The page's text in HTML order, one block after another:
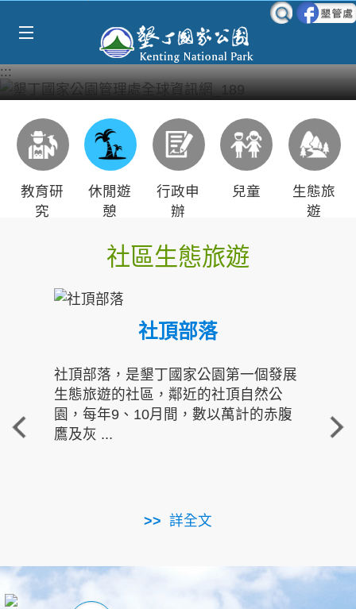
:::
教育研
究
休閒遊
憩
行政申
辦
兒童
生態旅
遊
社區生態旅遊
社頂部落
社頂部落，是墾丁國家公園第一個發展
生態旅遊的社區，鄰近的社頂自然公
園，每年9、10月間，數以萬計的赤腹
鷹及灰 ...
詳全文
重
走進
南仁湖